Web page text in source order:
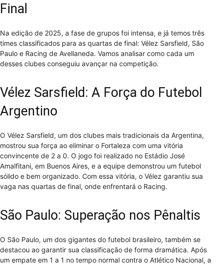
Final
Na edição de 2025, a fase de grupos foi intensa, e já temos três
times classificados para as quartas de final: Vélez Sarsfield, São
Paulo e Racing de Avellaneda. Vamos analisar como cada um
desses clubes conseguiu avançar na competição.
Vélez Sarsfield: A Força do Futebol
Argentino
O Vélez Sarsfield, um dos clubes mais tradicionais da Argentina,
mostrou sua força ao eliminar o Fortaleza com uma vitória
convincente de 2 a 0. O jogo foi realizado no Estádio José
Amalfitani, em Buenos Aires, e a equipe demonstrou um futebol
sólido e bem organizado. Com essa vitória, o Vélez garantiu sua
vaga nas quartas de final, onde enfrentará o Racing.
São Paulo: Superação nos Pênaltis
O São Paulo, um dos gigantes do futebol brasileiro, também se
destacou ao garantir sua classificação de forma dramática. Após
um empate em 1 a 1 no tempo normal contra o Atlético Nacional, a